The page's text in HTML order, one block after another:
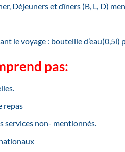
Déjeuners et dîners (B, L, D)
le voyage : bouteille
pas:
repas
services non- mentionnés.